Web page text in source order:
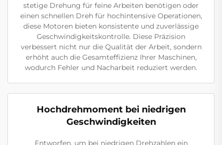
stetige Drehung für feine Arbeiten benötigen oder
einen schnellen Dreh für hochintensive Operationen,
diese Motoren bieten konsistente und zuverlässige
Geschwindigkeitskontrolle. Diese Präzision
verbessert nicht nur die Qualität der Arbeit, sondern
erhöht auch die Gesamteffizienz Ihrer Maschinen,
wodurch Fehler und Nacharbeit reduziert werden.
Hochdrehmoment bei niedrigen
Geschwindigkeiten
Entworfen, um bei niedrigen Drehzahlen ein